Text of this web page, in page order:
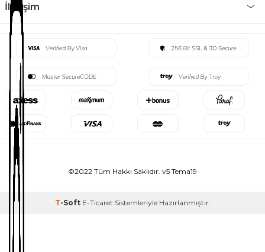
İletişim
©2022 Tüm Hakkı Saklıdır. v5 Tema19
T-Soft E-Ticaret Sistemleriyle Hazırlanmıştır.